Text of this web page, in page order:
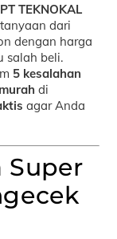
PT TEKNOKAL
dari
dengan harga
salah beli.
5 kesalahan
di
agar Anda
Super